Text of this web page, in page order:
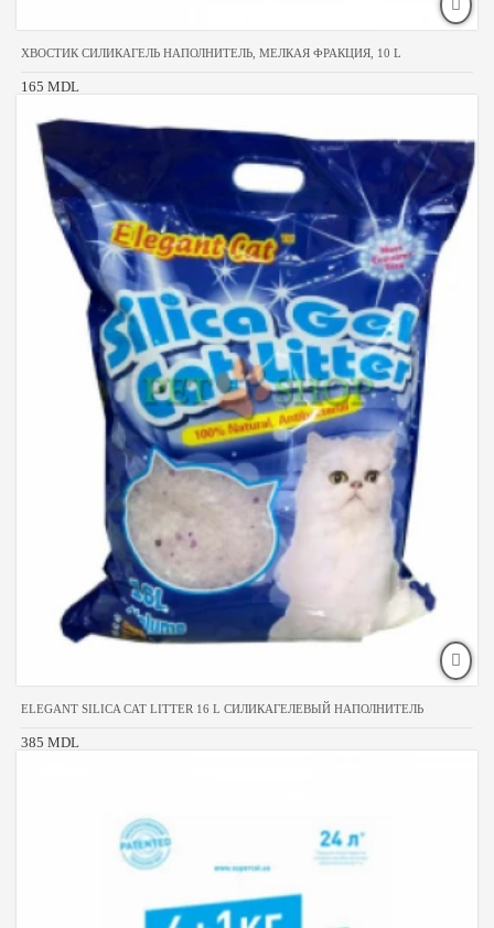
ХВОСТИК СИЛИКАГЕЛЬ НАПОЛНИТЕЛЬ, МЕЛКАЯ ФРАКЦИЯ, 10 L
165 MDL
ELEGANT SILICA CAT LITTER 16 L СИЛИКАГЕЛЕВЫЙ НАПОЛНИТЕЛЬ
385 MDL